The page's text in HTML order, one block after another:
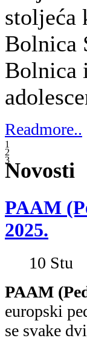
10
Stu
PAAM
europski
se svake
(European
Ovaj
svijeta, a
bolnici
Na
na
sudjelovala
na alergije
daljnje